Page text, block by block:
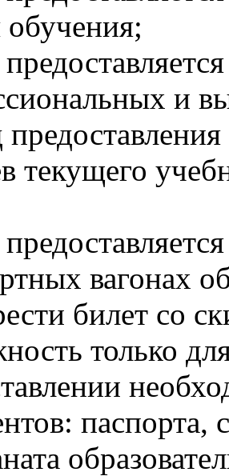
и
текущего
вагонах
билет со
только
паспорта,